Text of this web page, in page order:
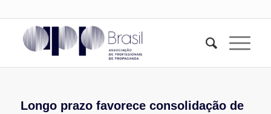
Longo prazo favorece consolidação de